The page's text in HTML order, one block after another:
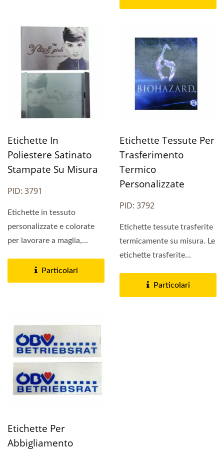
Etichette In
Poliestere Satinato
Stampate Su Misura
PID: 3791
Etichette in tessuto
personalizzate e colorate
per lavorare a maglia,
Particolari
Etichette Tessute Per
Trasferimento
Termico
Personalizzate
PID: 3792
Etichette tessute trasferite
termicamente su misura. Le
etichette trasferite
personalizzate...
Particolari
Etichette Per
Abbigliamento